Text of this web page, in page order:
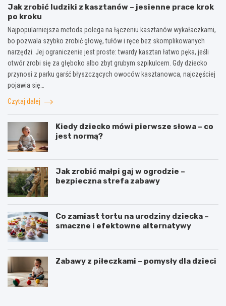
Jak zrobić ludziki z kasztanów – jesienne prace krok
po kroku
Najpopularniejsza metoda polega na łączeniu kasztanów wykałaczkami,
bo pozwala szybko zrobić głowę, tułów i ręce bez skomplikowanych
narzędzi. Jej ograniczenie jest proste: twardy kasztan łatwo pęka, jeśli
otwór zrobi się za głęboko albo zbyt grubym szpikulcem. Gdy dziecko
przynosi z parku garść błyszczących owoców kasztanowca, najczęściej
pojawia się…
Czytaj dalej
Kiedy dziecko mówi pierwsze słowa – co
jest normą?
Jak zrobić małpi gaj w ogrodzie –
bezpieczna strefa zabawy
Co zamiast tortu na urodziny dziecka –
smaczne i efektowne alternatywy
Zabawy z piłeczkami – pomysły dla dzieci